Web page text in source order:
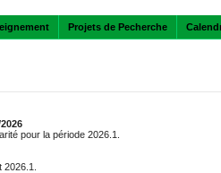
Projets de Pecherche
pour la période 2026.1.